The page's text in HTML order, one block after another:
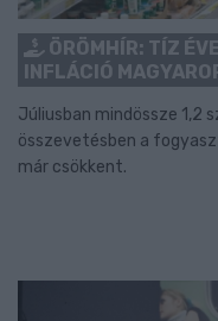
ÖRÖMHÍR: TÍZ
INFLÁCIÓ
Júliusban mindössze 1,2
összevetésben a
már csökkent.